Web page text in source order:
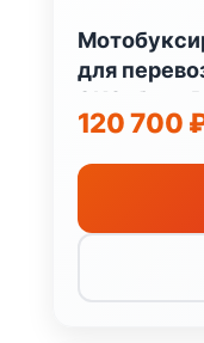
для
ЭКО-букс
120 700